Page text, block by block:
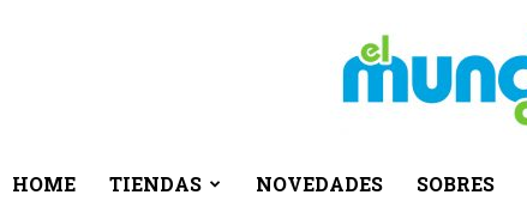
HOME TIENDAS NOVEDADES SOBRES